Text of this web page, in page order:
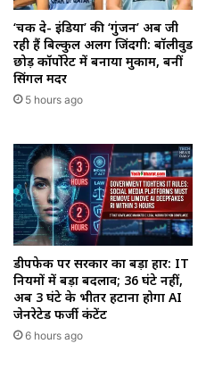
‘चक दे- इंडिया’ की ‘गुंजन’ अब जी
रही हैं बिल्कुल अलग जिंदगी: बॉलीवुड
छोड़ कॉर्पोरेट में बनाया मुकाम, बनीं
सिंगल मदर
5 hours ago
डीपफेक पर सरकार का बड़ा प्रहार: IT
नियमों में बड़ा बदलाव; 36 घंटे नहीं,
अब 3 घंटे के भीतर हटाना होगा AI
जेनरेटेड फर्जी कंटेंट
6 hours ago